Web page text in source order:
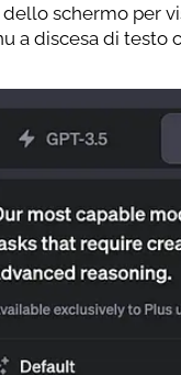
schermo per
a discesa di testo